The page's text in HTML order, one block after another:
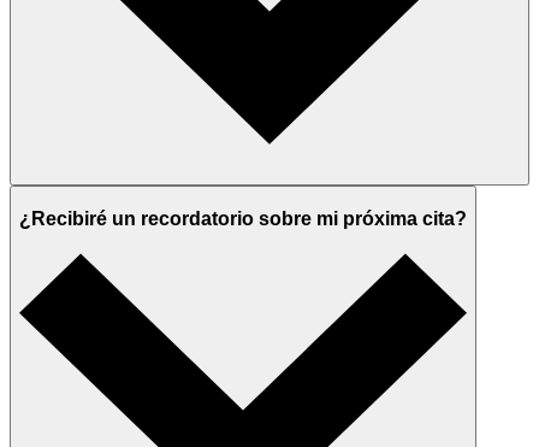
¿Recibiré un recordatorio sobre mi próxima cita?